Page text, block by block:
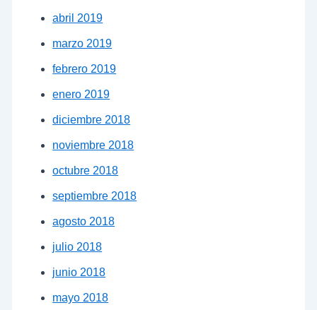
abril 2019
marzo 2019
febrero 2019
enero 2019
diciembre 2018
noviembre 2018
octubre 2018
septiembre 2018
agosto 2018
julio 2018
junio 2018
mayo 2018